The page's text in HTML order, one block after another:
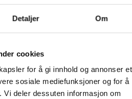
Detaljer Om
cookies
for å gi innhold og annonser et
sosiale mediefunksjoner og for å
Vi deler dessuten informasjon om
i Vestland
NCC og Vestland fylkeskommune har signert avtale for bygging av Atløysambandet. Ordreverdien er på om lag 1,5 milliarder norske kroner og er et av de største samferdselsprosjektene i regionen.
til Tøyen T-banestasjon
NCC har inngått avtale med Sporveien for byggingen av ny adkomst til Tøyen T-banestasjon i Oslo. Prosjektet vil bidra til bedre tilgjengelighet, økt sikkerhet og en mer fremtidsrettet kollektivløsning i et område med stor trafikk. Kontrakten har en verdi på 94 millioner norske kroner.